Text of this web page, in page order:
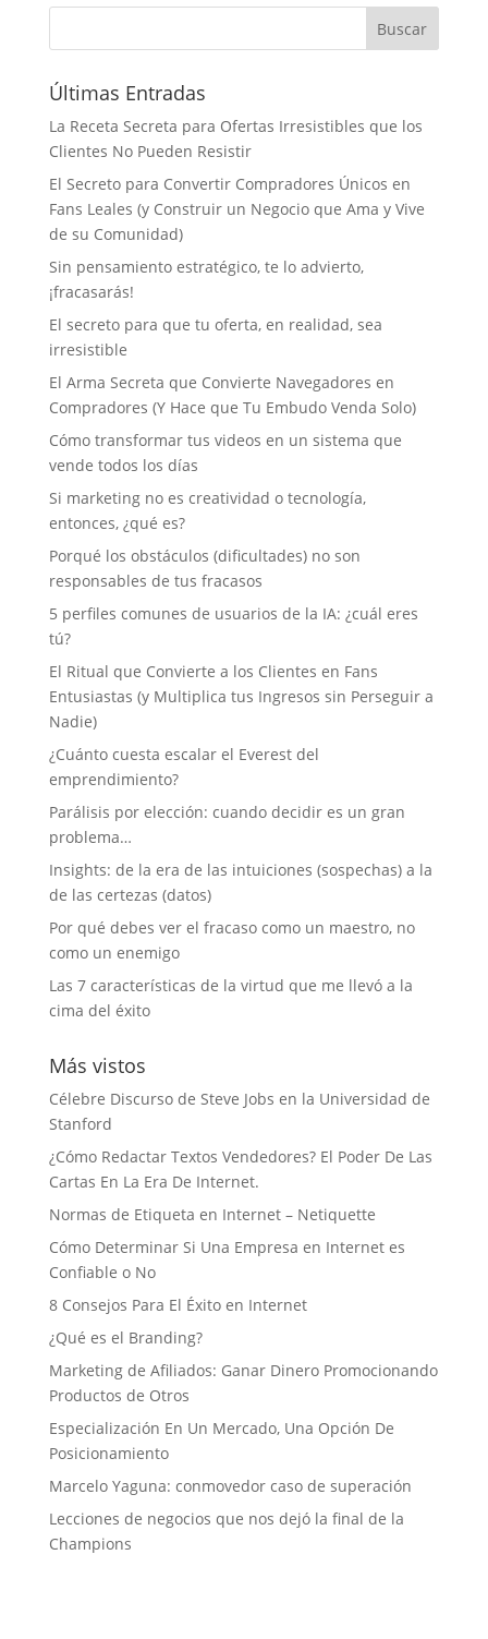
Últimas Entradas
La Receta Secreta para Ofertas Irresistibles que los
Clientes No Pueden Resistir
El Secreto para Convertir Compradores Únicos en
Fans Leales (y Construir un Negocio que Ama y Vive
de su Comunidad)
Sin pensamiento estratégico, te lo advierto,
¡fracasarás!
El secreto para que tu oferta, en realidad, sea
irresistible
El Arma Secreta que Convierte Navegadores en
Compradores (Y Hace que Tu Embudo Venda Solo)
Cómo transformar tus videos en un sistema que
vende todos los días
Si marketing no es creatividad o tecnología,
entonces, ¿qué es?
Porqué los obstáculos (dificultades) no son
responsables de tus fracasos
5 perfiles comunes de usuarios de la IA: ¿cuál eres
tú?
El Ritual que Convierte a los Clientes en Fans
Entusiastas (y Multiplica tus Ingresos sin Perseguir a
Nadie)
¿Cuánto cuesta escalar el Everest del
emprendimiento?
Parálisis por elección: cuando decidir es un gran
problema…
Insights: de la era de las intuiciones (sospechas) a la
de las certezas (datos)
Por qué debes ver el fracaso como un maestro, no
como un enemigo
Las 7 características de la virtud que me llevó a la
cima del éxito
Más vistos
Célebre Discurso de Steve Jobs en la Universidad de
Stanford
¿Cómo Redactar Textos Vendedores? El Poder De Las
Cartas En La Era De Internet.
Normas de Etiqueta en Internet – Netiquette
Cómo Determinar Si Una Empresa en Internet es
Confiable o No
8 Consejos Para El Éxito en Internet
¿Qué es el Branding?
Marketing de Afiliados: Ganar Dinero Promocionando
Productos de Otros
Especialización En Un Mercado, Una Opción De
Posicionamiento
Marcelo Yaguna: conmovedor caso de superación
Lecciones de negocios que nos dejó la final de la
Champions